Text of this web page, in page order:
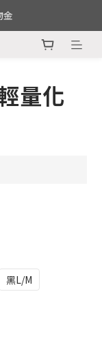
金
量化
黑L/M